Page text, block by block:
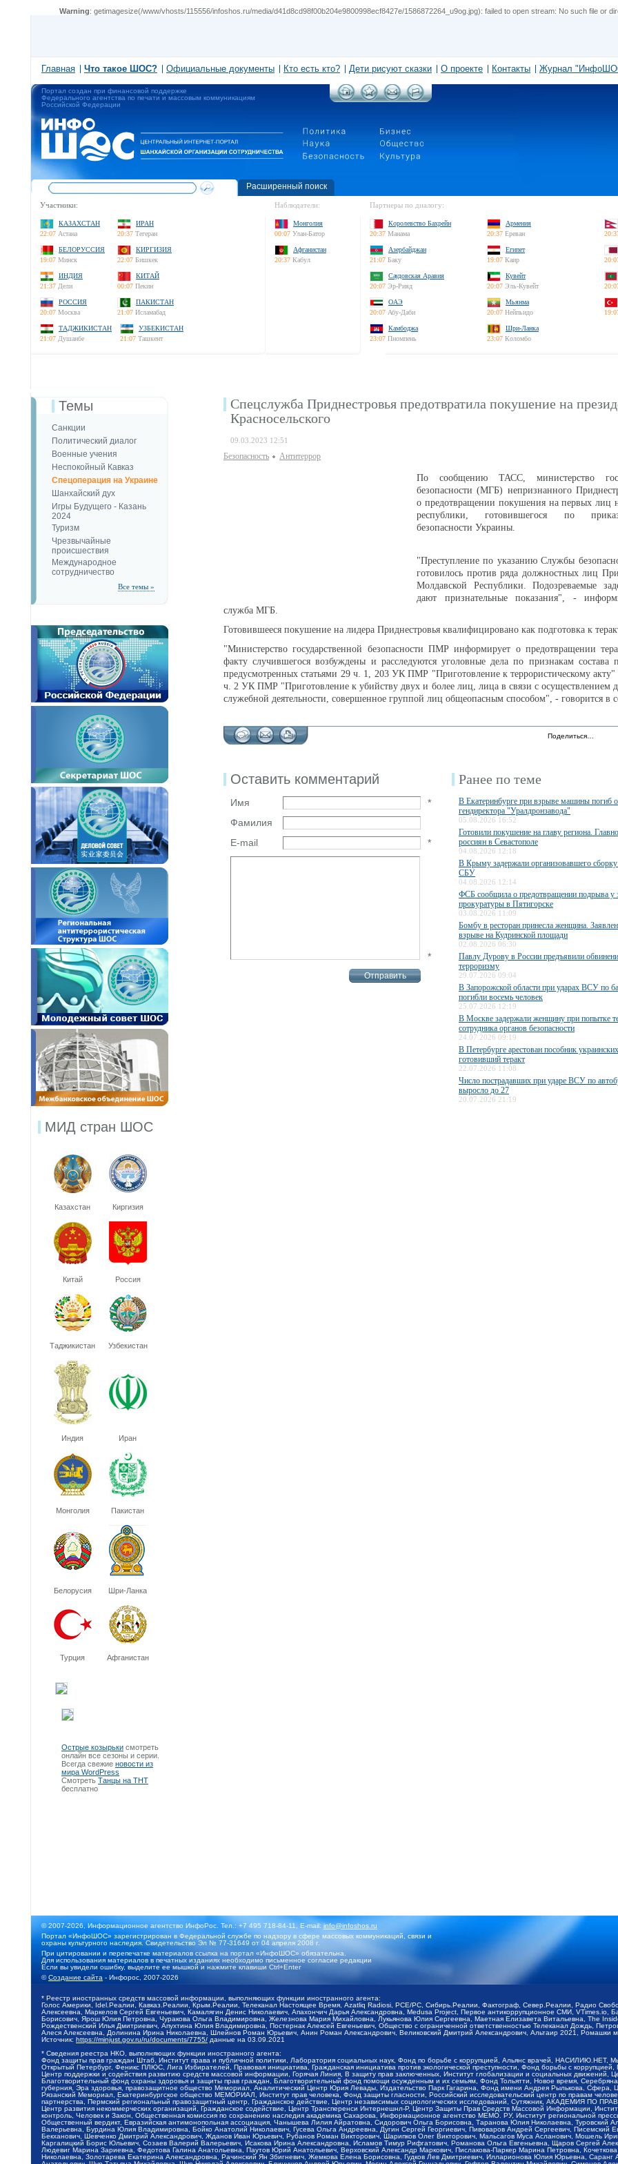
Warning: getimagesize(/www/vhosts/115556/infoshos.ru/media/d41d8cd98f00b204e9800998ecf8427e/1586872264_u9og.jpg): failed to open stream: No such file or
Главная Что такое ШОС? Официальные документы Кто есть кто? Дети рисуют сказки О проекте Контакты Журнал
Портал создан при финансовой поддержке
Федерального агентства по печати и массовым коммуникациям
Российской Федерации
Расширенный поиск
Участники:
КАЗАХСТАН
22:07 Астана
ИРАН
20:37 Тегеран
БЕЛОРУССИЯ
19:07 Минск
КИРГИЗИЯ
22:07 Бишкек
ИНДИЯ
21:37 Дели
КИТАЙ
00:07 Пекин
РОССИЯ
20:07 Москва
ПАКИСТАН
21:07 Исламабад
ТАДЖИКИСТАН
21:07 Душанбе
УЗБЕКИСТАН
21:07 Ташкент
Наблюдатели:
Монголия
00:07 Улан-Батор
Афганистан
20:37 Кабул
Партнеры по диалогу:
Королевство Бахрейн
20:37 Манама
Армения
20:37 Ереван
Азербайджан
21:07 Баку
Египет
19:07 Каир
Саудовская Аравия
20:07 Эр-Рияд
Кувейт
20:07 Эль-Кувейт
ОАЭ
20:07 Абу-Даби
Мьянма
20:07 Нейпьидо
Камбоджа
23:07 Пномпень
Шри-Ланка
23:07 Коломбо
Темы
Санкции
Политический диалог
Военные учения
Неспокойный Кавказ
Спецоперация на Украине
Шанхайский дух
Игры Будущего - Казань
2024
Туризм
Чрезвычайные
происшествия
Международное
сотрудничество
Все темы »
МИД стран ШОС
Казахстан Киргизия
Китай Россия
Таджикистан Узбекистан
Индия Иран
Монголия Пакистан
Белорусия Шри-Ланка
Турция Афганистан
Острые козырьки смотреть
онлайн все сезоны и серии.
Всегда свежие новости из
мира WordPress
Смотреть Танцы на ТНТ
бесплатно
Спецслужба Приднестровья предотвратила покушение на
Красносельского
09.03.2023 12:51
Безопаcность Антитеррор
По сообщению ТАСС, министерство
безопасности (МГБ) непризнанного
о предотвращении покушения на первых лиц
республики, готовившегося по
безопасности Украины.
"Преступление по указанию Службы
готовилось против ряда должностных лиц
Молдавской Республики. Подозреваемые
дают признательные показания", -
служба МГБ.
Готовившееся покушение на лидера Приднестровья квалифицировано как подготовка к
"Министерство государственной безопасности ПМР информирует о предотвращении
факту случившегося возбуждены и расследуются уголовные дела по признакам состава
предусмотренных статьями 29 ч. 1, 203 УК ПМР "Приготовление к террористическому
ч. 2 УК ПМР "Приготовление к убийству двух и более лиц, лица в связи с осуществлением
служебной деятельности, совершенное группой лиц общеопасным способом", - говорится в
Поделиться…
Оставить комментарий
Имя
*
Фамилия
E-mail
*
*
Ранее по теме
В Екатеринбурге при взрыве машины погиб
гендиректора "Уралдронзавода"
05.08.2026 16:52
Готовили покушение на главу региона.
россиян в Севастополе
04.08.2026 12:18
В Крыму задержали организовавшего
СБУ
04.08.2026 12:14
ФСБ сообщила о предотвращении подрыва у
прокуратуры в Пятигорске
03.08.2026 11:09
Бомбу в ресторан принесла женщина.
взрыве на Кудринской площади
02.08.2026 06:30
Павлу Дурову в России предъявили
терроризму
29.07.2026 09:04
В Запорожской области при ударах ВСУ по
погибли восемь человек
25.07.2026 12:19
В Москве задержали женщину при попытке
сотрудника органов безопасности
24.07.2026 09:19
В Петербурге арестован пособник
готовивший теракт
22.07.2026 11:08
Число пострадавших при ударе ВСУ по
выросло до 27
20.07.2026 21:19
© 2007-2026, Информационное агентство ИнфоРос. Тел.: +7 495 718-84-11, E-mail:info@infoshos.ru
Портал «ИнфоШОС» зарегистрирован в Федеральной службе по надзору в сфере массовых коммуникаций, связи и
охраны культурного наследия. Свидетельство Эл № 77-31649 от 04 апреля 2008 г.
При цитировании и перепечатке материалов ссылка на портал «ИнфоШОС» обязательна.
Для использования материалов в печатных изданиях необходимо письменное согласие редакции
Если вы увидели ошибку, выделите ее мышкой и нажмите клавиши Ctrl+Enter
©Создание сайта - Инфорос, 2007-2026
* Реестр иностранных средств массовой информации, выполняющих функции иностранного агента:
Голос Америки, Idel.Реалии, Кавказ.Реалии, Крым.Реалии, Телеканал Настоящее Время, Azatliq Radiosi, PCE/PC, Сибирь.Реалии, Фактограф, Север.Реалии, Радио
Алексеевна, Маркелов Сергей Евгеньевич, Камалягин Денис Николаевич, Апахончич Дарья Александровна, Medusa Project, Первое антикоррупционное СМИ,
Борисович, Ярош Юлия Петровна, Чуракова Ольга Владимировна, Железнова Мария Михайловна, Лукьянова Юлия Сергеевна, Маетная Елизавета Витальевна, The
Рождественский Илья Дмитриевич, Апухтина Юлия Владимировна, Постернак Алексей Евгеньевич, Общество с ограниченной ответственностью Телеканал Дождь,
Алеся Алексеевна, Долинина Ирина Николаевна, Шлейнов Роман Юрьевич, Анин Роман Александрович, Великовский Дмитрий Александрович, Альтаир 2021, Ромашки
Источник: https://minjust.gov.ru/ru/documents/7755/ данные на 03.09.2021
* Сведения реестра НКО, выполняющих функции иностранного агента:
Фонд защиты прав граждан Штаб, Институт права и публичной политики, Лаборатория социальных наук, Фонд по борьбе с коррупцией, Альянс врачей,
Открытый Петербург, Феникс ПЛЮС, Лига Избирателей, Правовая инициатива, Гражданская инициатива против экологической преступности, Фонд борьбы с
Центр поддержки и содействия развитию средств массовой информации, Горячая Линия, В защиту прав заключенных, Институт глобализации и социальных
Благотворительный фонд охраны здоровья и защиты прав граждан, Благотворительный фонд помощи осужденным и их семьям, Фонд Тольятти, Новое время,
губерния, Эра здоровья, правозащитное общество Мемориал, Аналитический Центр Юрия Левады, Издательство Парк Гагарина, Фонд имени Андрея Рылькова,
Рязанский Мемориал, Екатеринбургское общество МЕМОРИАЛ, Институт прав человека, Фонд защиты гласности, Российский исследовательский центр по правам
партнерства, Пермский региональный правозащитный центр, Гражданское действие, Центр независимых социологических исследований, Сутяжник, АКАДЕМИЯ ПО
Центр развития некоммерческих организаций, Гражданское содействие, Центр Трансперенси Интернешнл-Р, Центр Защиты Прав Средств Массовой Информации,
контроль, Человек и Закон, Общественная комиссия по сохранению наследия академика Сахарова, Информационное агентство МЕМО. РУ, Институт региональной
Общественный вердикт, Евразийская антимонопольная ассоциация, Чанышева Лилия Айратовна, Сидорович Ольга Борисовна, Таранова Юлия Николаевна, Туровский
Валерьевна, Бурдина Юлия Владимировна, Бойко Анатолий Николаевич, Гусева Ольга Андреевна, Дугин Сергей Георгиевич, Пивоваров Андрей Сергеевич, Писемский
Бекханович, Шевченко Дмитрий Александрович, Жданов Иван Юрьевич, Рубанов Роман Викторович, Шарипков Олег Викторович, Мальсагов Муса Асланович, Мошель
Каргалицкий Борис Юльевич, Созаев Валерий Валерьевич, Исакова Ирина Александровна, Исламов Тимур Рифгатович, Романова Ольга Евгеньевна, Щаров Сергей
Людевиг Марина Зариевна, Федотова Галина Анатольевна, Паутов Юрий Анатольевич, Верховский Александр Маркович, Пислакова-Паркер Марина Петровна,
Николаевна, Золотарева Екатерина Александровна, Рачинский Ян Збигневич, Жемкова Елена Борисовна, Гудков Лев Дмитриевич, Илларионова Юлия Юрьевна,